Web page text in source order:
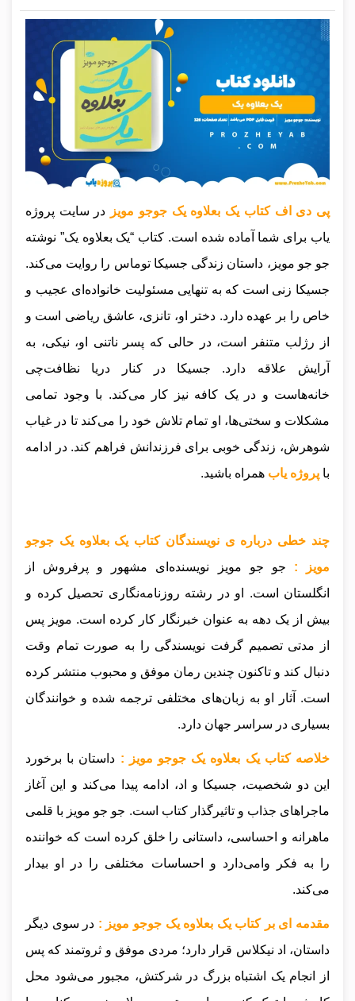
پی دی اف کتاب یک بعلاوه یک جوجو مویز در سایت پروژه
یاب برای شما آماده شده است. کتاب “یک بعلاوه یک” نوشته
جو جو مویز، داستان زندگی جسیکا توماس را روایت می‌کند.
جسیکا زنی است که به تنهایی مسئولیت خانواده‌ای عجیب و
خاص را بر عهده دارد. دختر او، تانزی، عاشق ریاضی است و
از رژلب متنفر است، در حالی که پسر ناتنی او، نیکی، به
آرایش علاقه دارد. جسیکا در کنار دریا نظافت‌چی
خانه‌هاست و در یک کافه نیز کار می‌کند. با وجود تمامی
مشکلات و سختی‌ها، او تمام تلاش خود را می‌کند تا در غیاب
شوهرش، زندگی خوبی برای فرزندانش فراهم کند. در ادامه
با پروژه یاب همراه باشید.
چند خطی درباره ی نویسندگان کتاب یک بعلاوه یک جوجو
مویز : جو جو مویز نویسنده‌ای مشهور و پرفروش از
انگلستان است. او در رشته روزنامه‌نگاری تحصیل کرده و
بیش از یک دهه به عنوان خبرنگار کار کرده است. مویز پس
از مدتی تصمیم گرفت نویسندگی را به صورت تمام وقت
دنبال کند و تاکنون چندین رمان موفق و محبوب منتشر کرده
است. آثار او به زبان‌های مختلفی ترجمه شده و خوانندگان
بسیاری در سراسر جهان دارد.
خلاصه کتاب یک بعلاوه یک جوجو مویز : داستان با برخورد
این دو شخصیت، جسیکا و اد، ادامه پیدا می‌کند و این آغاز
ماجراهای جذاب و تاثیرگذار کتاب است. جو جو مویز با قلمی
ماهرانه و احساسی، داستانی را خلق کرده است که خواننده
را به فکر وامی‌دارد و احساسات مختلفی را در او بیدار
می‌کند.
مقدمه ای بر کتاب یک بعلاوه یک جوجو مویز : در سوی دیگر
داستان، اد نیکلاس قرار دارد؛ مردی موفق و ثروتمند که پس
از انجام یک اشتباه بزرگ در شرکتش، مجبور می‌شود محل